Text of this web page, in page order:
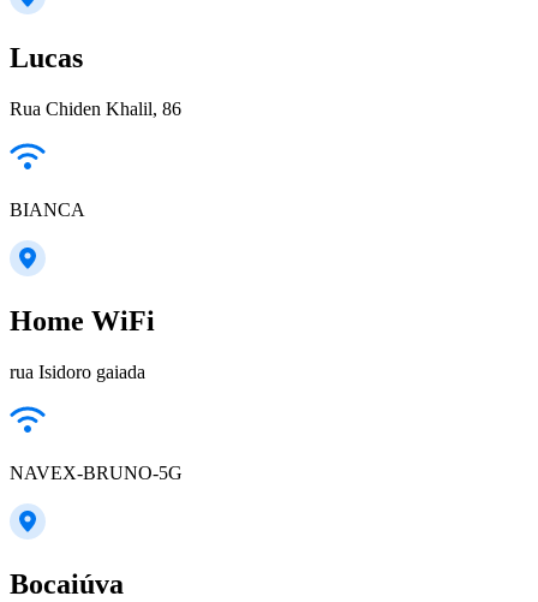
Lucas
Rua Chiden Khalil, 86
BIANCA
Home WiFi
rua Isidoro gaiada
NAVEX-BRUNO-5G
Bocaiúva